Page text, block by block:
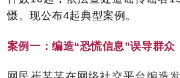
慑。现公布4起典型案例。
案例一：编造“恐慌信息”误导群众